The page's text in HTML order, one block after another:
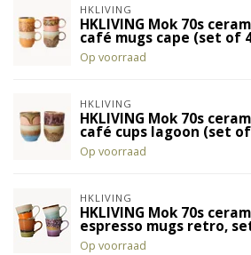
HKLIVING
HKLIVING Mok 70s
café mugs cape (set of
Op voorraad
HKLIVING
HKLIVING Mok 70s
café cups lagoon (set
Op voorraad
HKLIVING
HKLIVING Mok 70s
espresso mugs retro,
Op voorraad